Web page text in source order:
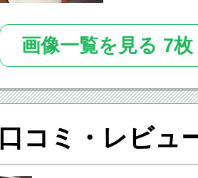
画像一覧を見る 7枚
口コミ・レビュ